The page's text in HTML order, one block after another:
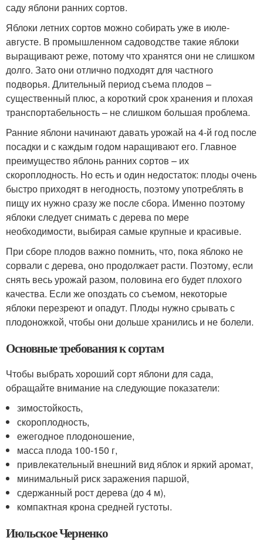
саду яблони ранних сортов.
Яблоки летних сортов можно собирать уже в июле-
августе. В промышленном садоводстве такие яблоки
выращивают реже, потому что хранятся они не слишком
долго. Зато они отлично подходят для частного
подворья. Длительный период съема плодов –
существенный плюс, а короткий срок хранения и плохая
транспортабельность – не слишком большая проблема.
Ранние яблони начинают давать урожай на 4-й год после
посадки и с каждым годом наращивают его. Главное
преимущество яблонь ранних сортов – их
скороплодность. Но есть и один недостаток: плоды очень
быстро приходят в негодность, поэтому употреблять в
пищу их нужно сразу же после сбора. Именно поэтому
яблоки следует снимать с дерева по мере
необходимости, выбирая самые крупные и красивые.
При сборе плодов важно помнить, что, пока яблоко не
сорвали с дерева, оно продолжает расти. Поэтому, если
снять весь урожай разом, половина его будет плохого
качества. Если же опоздать со съемом, некоторые
яблоки перезреют и опадут. Плоды нужно срывать с
плодоножкой, чтобы они дольше хранились и не болели.
Основные требования к сортам
Чтобы выбрать хороший сорт яблони для сада,
обращайте внимание на следующие показатели:
зимостойкость,
скороплодность,
ежегодное плодоношение,
масса плода 100-150 г,
привлекательный внешний вид яблок и яркий аромат,
минимальный риск заражения паршой,
сдержанный рост дерева (до 4 м),
компактная крона средней густоты.
Июльское Черненко